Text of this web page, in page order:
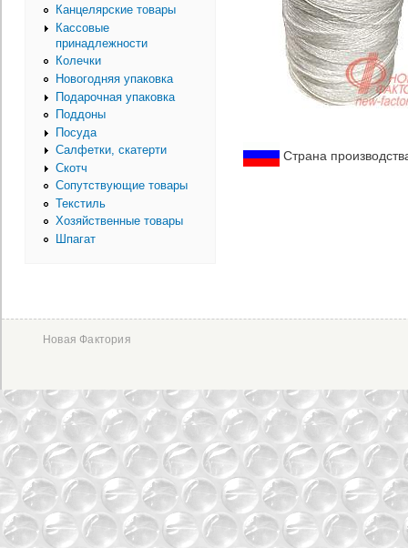
Канцелярские товары
Кассовые
принадлежности
Колечки
Новогодняя упаковка
Подарочная упаковка
Поддоны
Посуда
Салфетки, скатерти
Скотч
Сопутствующие товары
Текстиль
Хозяйственные товары
Шпагат
Страна
Новая Фактория